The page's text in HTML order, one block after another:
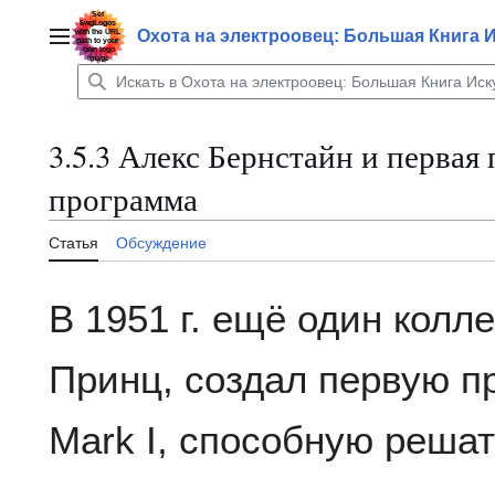
содержаниюГлавное менюОхота на электроовец: Большая Книга
3.5.3 Алекс Бернстайн и
программа
Статья Обсуждение
В 1951 г. ещё один
Принц, создал первую
Mark I, способную